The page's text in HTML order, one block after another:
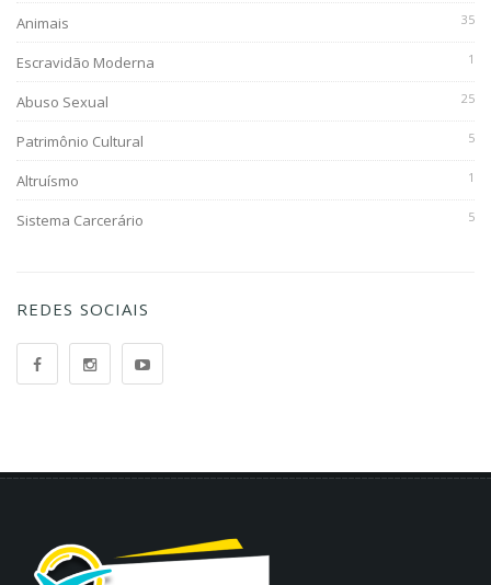
Animais 35
Escravidão Moderna 1
Abuso Sexual 25
Patrimônio Cultural 5
Altruísmo 1
Sistema Carcerário 5
REDES SOCIAIS